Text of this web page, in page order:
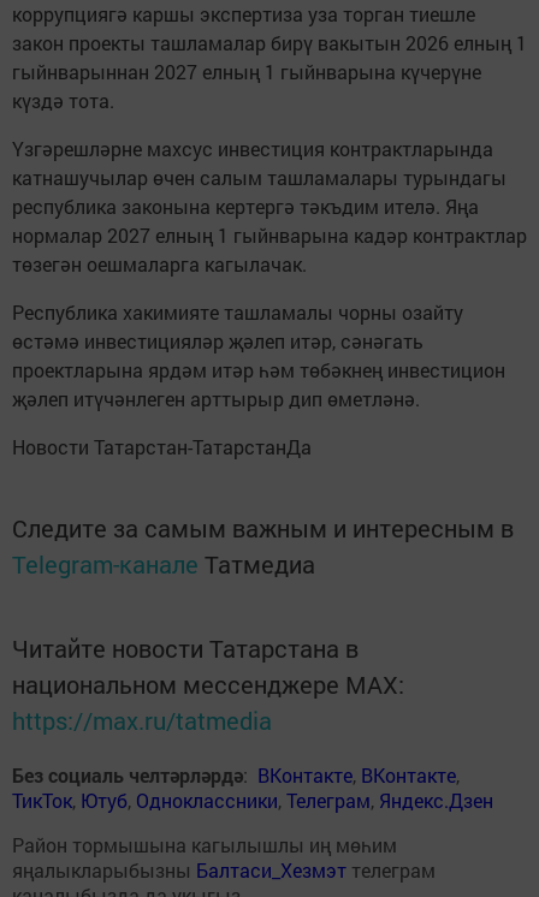
коррупциягә каршы экспертиза уза торган тиешле
закон проекты ташламалар бирү вакытын 2026 елның 1
гыйнварыннан 2027 елның 1 гыйнварына күчерүне
күздә тота.
Үзгәрешләрне махсус инвестиция контрактларында
катнашучылар өчен салым ташламалары турындагы
республика законына кертергә тәкъдим ителә. Яңа
нормалар 2027 елның 1 гыйнварына кадәр контрактлар
төзегән оешмаларга кагылачак.
Республика хакимияте ташламалы чорны озайту
өстәмә инвестицияләр җәлеп итәр, сәнәгать
проектларына ярдәм итәр һәм төбәкнең инвестицион
җәлеп итүчәнлеген арттырыр дип өметләнә.
Новости Татарстан-ТатарстанДа
Следите за самым важным и интересным в
Telegram-канале Татмедиа
Читайте новости Татарстана в
национальном мессенджере MАХ:
https://max.ru/tatmedia
Без социаль челтәрләрдә: ВКонтакте, ВКонтакте,
ТикТок, Ютуб, Одноклассники,Телеграм, Яндекс.Дзен
Район тормышына кагылышлы иң мөһим
яңалыкларыбызны Балтаси_Хезмэт телеграм